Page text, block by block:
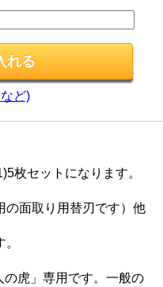
ど)
枚セットになります。
の面取り用替刃です）他
虎」専用です。一般の